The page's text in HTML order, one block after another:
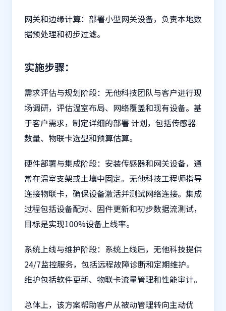
网关和边缘计算：部署小型网关设备，负责本地数
据预处理和初步过滤。
实施步骤：
需求评估与规划阶段：无他科技团队与客户进行现
场调研，评估温室布局、网络覆盖和现有设备。基
于客户需求，制定详细的部署 计划，包括传感器
数量、物联卡选型和预算估算。
硬件部署与集成阶段：安装传感器和网关设备，通
常在温室支架或土壤中固定。无他科技工程师指导
连接物联卡，确保设备激活并测试网络连接。集成
过程包括设备配对、固件更新和初步数据流测试，
目标是实现100%设备上线率。
系统上线与维护阶段：系统上线后，无他科技提供
24/7监控服务，包括远程故障诊断和定期维护。
维护包括软件更新、物联卡流量管理和性能审计。
总体上，该方案帮助客户从被动管理转向主动优